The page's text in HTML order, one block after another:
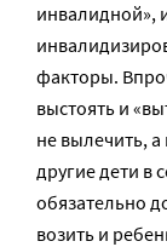
инвалидной»,
факторы.
выстоять и
не вылечить,
другие дети в
обязательно
возить и